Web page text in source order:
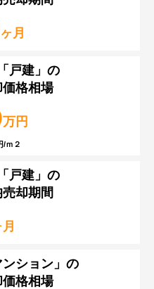
ヶ月
「戸建」の
格相場
万円
/ｍ２
「戸建」の
却期間
ンション」の
格相場